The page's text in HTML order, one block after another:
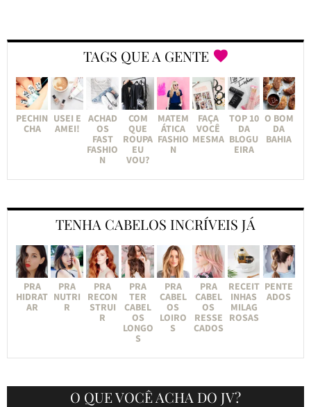
TAGS QUE A GENTE
PECHIN
CHA
USEI E
AMEI!
ACHAD
OS
FAST
FASHIO
N
COM
QUE
ROUPA
EU
VOU?
MATEM
ÁTICA
FASHIO
N
FAÇA
VOCÊ
MESMA
TOP 10
DA
BLOGU
EIRA
O BOM
DA
BAHIA
TENHA CABELOS INCRÍVEIS JÁ
PRA
HIDRAT
AR
PRA
NUTRI
R
PRA
RECON
STRUI
R
PRA
TER
CABEL
OS
LONGO
S
PRA
CABEL
OS
LOIRO
S
PRA
CABEL
OS
RESSE
CADOS
RECEIT
INHAS
MILAG
ROSAS
PENTE
ADOS
O QUE VOCÊ ACHA DO JV?